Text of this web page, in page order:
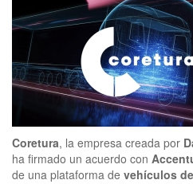
Coretura, la empresa creada por
ha firmado un acuerdo con
de una plataforma de vehículos